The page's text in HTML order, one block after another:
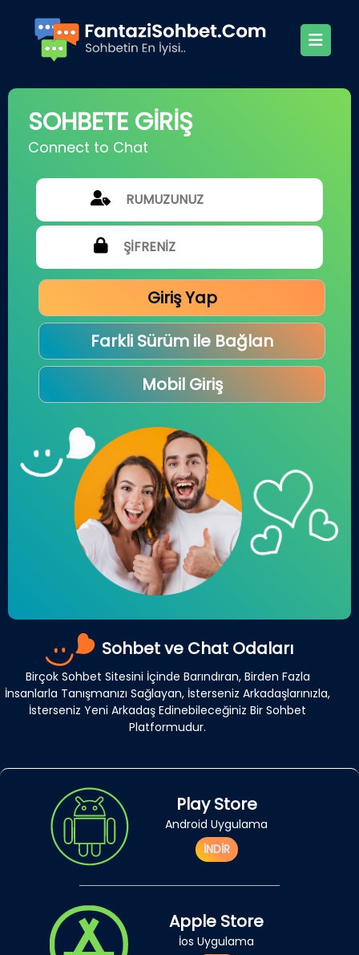
SOHBETE GİRİŞ
Connect to Chat
Giriş Yap
Farkli Sürüm ile Bağlan
Mobil Giriş
Sohbet ve Chat Odaları
Birçok Sohbet Sitesini İçinde Barındıran, Birden Fazla
İnsanlarla Tanışmanızı Sağlayan, İsterseniz Arkadaşlarınızla,
İsterseniz Yeni Arkadaş Edinebileceğiniz Bir Sohbet
Platformudur.
Play Store
Android Uygulama
İNDİR
Apple Store
İos Uygulama